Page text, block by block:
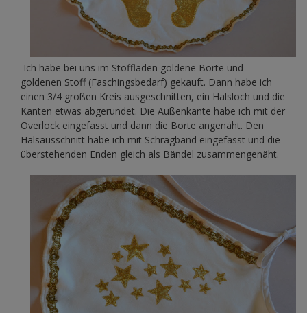
Ich habe bei uns im Stoffladen goldene Borte und
goldenen Stoff (Faschingsbedarf) gekauft. Dann habe ich
einen 3/4 großen Kreis ausgeschnitten, ein Halsloch und die
Kanten etwas abgerundet. Die Außenkante habe ich mit der
Overlock eingefasst und dann die Borte angenäht. Den
Halsausschnitt habe ich mit Schrägband eingefasst und die
überstehenden Enden gleich als Bändel zusammengenäht.